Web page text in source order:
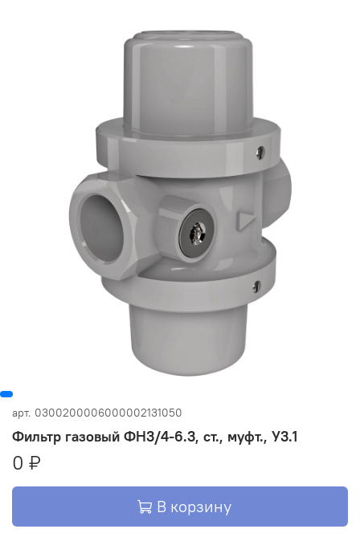
арт. 0300200006000002131050
Фильтр газовый ФН3/4-6.3, ст., муфт., У3.1
0 ₽
В корзину